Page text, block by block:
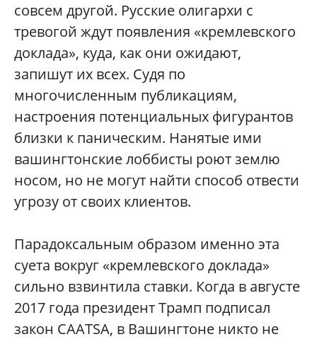
совсем другой. Русские олигархи с
тревогой ждут появления «кремлевского
доклада», куда, как они ожидают,
запишут их всех. Судя по
многочисленным публикациям,
настроения потенциальных фигурантов
близки к паническим. Нанятые ими
вашингтонские лоббисты роют землю
носом, но не могут найти способ отвести
угрозу от своих клиентов.
Парадоксальным образом именно эта
суета вокруг «кремлевского доклада»
сильно взвинтила ставки. Когда в августе
2017 года президент Трамп подписал
закон CAATSA, в Вашингтоне никто не